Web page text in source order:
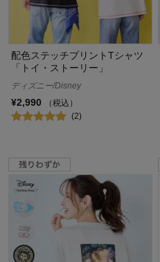
配色ステッチプリントTシャツ
「トイ・ストーリー」
ディズニー/Disney
¥2,990
（税込）
(2)